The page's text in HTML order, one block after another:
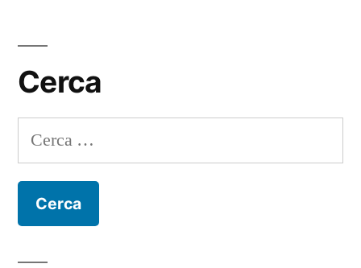
Cerca
Ricerca
per: